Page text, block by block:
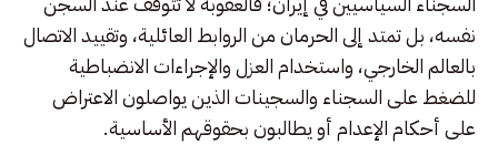
نفسه، بل تمتد إلى الحرمان من الروابط العائلية، وتقييد الاتصال
بالعالم الخارجي، واستخدام العزل والإجراءات الانضباطية
للضغط على السجناء والسجينات الذين يواصلون الاعتراض
على أحكام الإعدام أو يطالبون بحقوقهم الأساسية.